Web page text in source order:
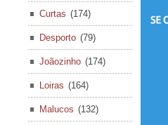
Curtas (174)
Desporto (79)
Joãozinho (174)
Loiras (164)
Malucos (132)